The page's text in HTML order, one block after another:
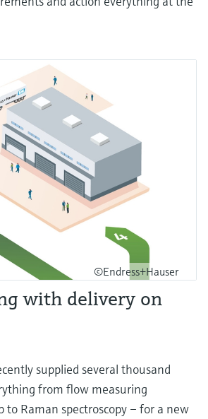
©Endress+Hauser
with delivery on
supplied several thousand
from flow measuring
to Raman spectroscopy – for a new